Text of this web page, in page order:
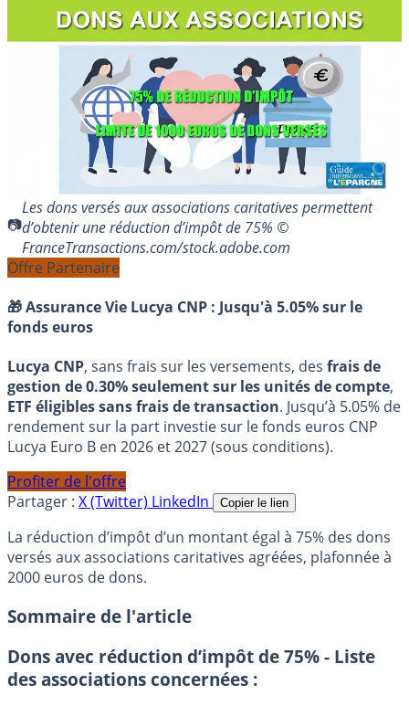
Les dons versés aux associations caritatives permettent
d’obtenir une réduction d’impôt de 75% ©
FranceTransactions.com/stock.adobe.com
Offre Partenaire
🎁 Assurance Vie Lucya CNP : Jusqu'à 5.05% sur le
fonds euros
Lucya CNP, sans frais sur les versements, des frais de
gestion de 0.30% seulement sur les unités de compte,
ETF éligibles sans frais de transaction. Jusqu’à 5.05% de
rendement sur la part investie sur le fonds euros CNP
Lucya Euro B en 2026 et 2027 (sous conditions).
Profiter de l'offre
Partager : X (Twitter) LinkedIn Copier le lien
La réduction d’impôt d’un montant égal à 75% des dons
versés aux associations caritatives agréées, plafonnée à
2000 euros de dons.
Sommaire de l'article
Dons avec réduction d’impôt de 75% - Liste
des associations concernées :